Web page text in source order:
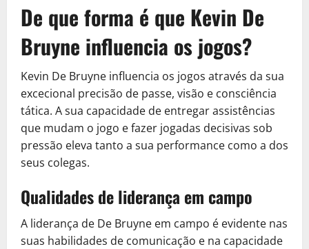
De que forma é que Kevin De
Bruyne influencia os jogos?
Kevin De Bruyne influencia os jogos através da sua
excecional precisão de passe, visão e consciência
tática. A sua capacidade de entregar assistências
que mudam o jogo e fazer jogadas decisivas sob
pressão eleva tanto a sua performance como a dos
seus colegas.
Qualidades de liderança em campo
A liderança de De Bruyne em campo é evidente nas
suas habilidades de comunicação e na capacidade